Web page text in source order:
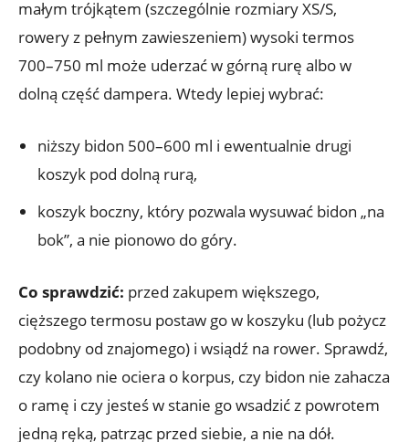
małym trójkątem (szczególnie rozmiary XS/S,
rowery z pełnym zawieszeniem) wysoki termos
700–750 ml może uderzać w górną rurę albo w
dolną część dampera. Wtedy lepiej wybrać:
niższy bidon 500–600 ml i ewentualnie drugi
koszyk pod dolną rurą,
koszyk boczny, który pozwala wysuwać bidon „na
bok”, a nie pionowo do góry.
Co sprawdzić: przed zakupem większego,
cięższego termosu postaw go w koszyku (lub pożycz
podobny od znajomego) i wsiądź na rower. Sprawdź,
czy kolano nie ociera o korpus, czy bidon nie zahacza
o ramę i czy jesteś w stanie go wsadzić z powrotem
jedną ręką, patrząc przed siebie, a nie na dół.